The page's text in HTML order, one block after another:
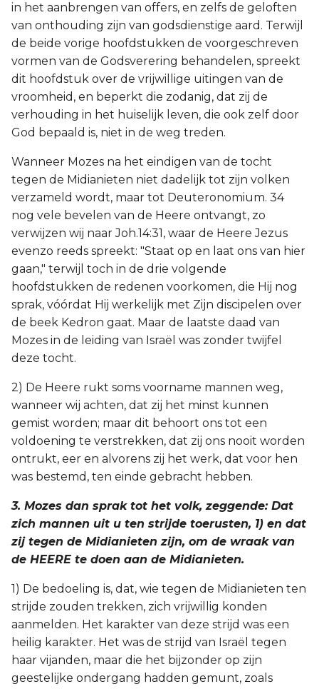
in het aanbrengen van offers, en zelfs de geloften
van onthouding zijn van godsdienstige aard. Terwijl
de beide vorige hoofdstukken de voorgeschreven
vormen van de Godsverering behandelen, spreekt
dit hoofdstuk over de vrijwillige uitingen van de
vroomheid, en beperkt die zodanig, dat zij de
verhouding in het huiselijk leven, die ook zelf door
God bepaald is, niet in de weg treden.
Wanneer Mozes na het eindigen van de tocht
tegen de Midianieten niet dadelijk tot zijn volken
verzameld wordt, maar tot Deuteronomium. 34
nog vele bevelen van de Heere ontvangt, zo
verwijzen wij naar Joh.14:31, waar de Heere Jezus
evenzo reeds spreekt: "Staat op en laat ons van hier
gaan," terwijl toch in de drie volgende
hoofdstukken de redenen voorkomen, die Hij nog
sprak, vóórdat Hij werkelijk met Zijn discipelen over
de beek Kedron gaat. Maar de laatste daad van
Mozes in de leiding van Israël was zonder twijfel
deze tocht.
2) De Heere rukt soms voorname mannen weg,
wanneer wij achten, dat zij het minst kunnen
gemist worden; maar dit behoort ons tot een
voldoening te verstrekken, dat zij ons nooit worden
ontrukt, eer en alvorens zij het werk, dat voor hen
was bestemd, ten einde gebracht hebben.
3. Mozes dan sprak tot het volk, zeggende: Dat
zich mannen uit u ten strijde toerusten, 1) en dat
zij tegen de Midianieten zijn, om de wraak van
de HEERE te doen aan de Midianieten.
1) De bedoeling is, dat, wie tegen de Midianieten ten
strijde zouden trekken, zich vrijwillig konden
aanmelden. Het karakter van deze strijd was een
heilig karakter. Het was de strijd van Israël tegen
haar vijanden, maar die het bijzonder op zijn
geestelijke ondergang hadden gemunt, zoals